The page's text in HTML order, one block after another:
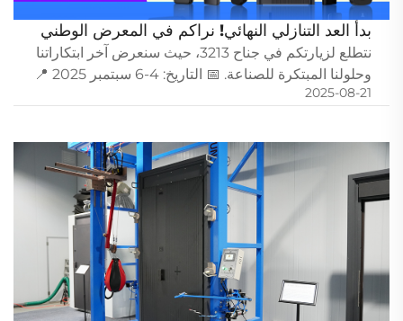
بدأ العد التنازلي النهائي! نراكم في المعرض الوطني
للسلع الحديدية بعد 14 يومًا
نتطلع لزيارتكم في جناح 3213، حيث سنعرض آخر ابتكاراتنا
وحلولنا المبتكرة للصناعة. 📅 التاريخ: 4-6 سبتمبر 2025 📍
الموقع: مركز المعارض والمؤتمرات في غوادالاخارا، المكسيك.
2025-08-21